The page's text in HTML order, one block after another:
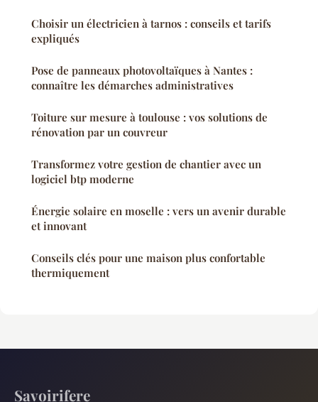
Choisir un électricien à tarnos : conseils et tarifs
expliqués
Pose de panneaux photovoltaïques à Nantes :
connaître les démarches administratives
Toiture sur mesure à toulouse : vos solutions de
rénovation par un couvreur
Transformez votre gestion de chantier avec un
logiciel btp moderne
Énergie solaire en moselle : vers un avenir durable
et innovant
Conseils clés pour une maison plus confortable
thermiquement
Savoirifere